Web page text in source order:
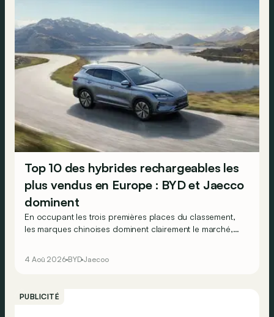
Top 10 des hybrides rechargeables les
plus vendus en Europe : BYD et Jaecco
dominent
En occupant les trois premières places du classement,
les marques chinoises dominent clairement le marché,
4 Aoû 2026 BYD Jaecoo
PUBLICITÉ